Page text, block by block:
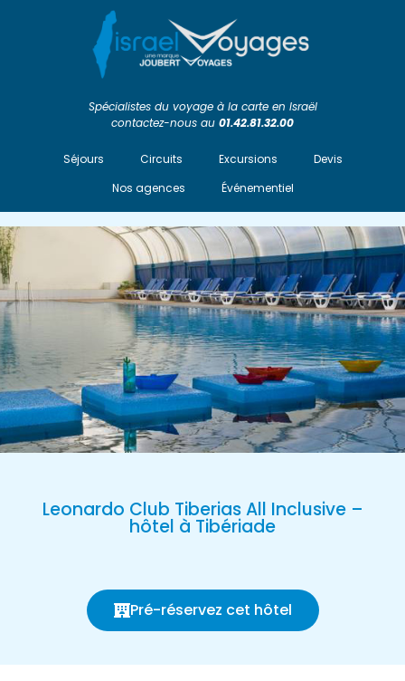
Spécialistes du voyage à la carte en Israël
contactez-nous au 01.42.81.32.00
Séjours Circuits Excursions
Devis
Nos agences
Événementiel
Leonardo Club Tiberias All Inclusive –
hôtel à Tibériade
Pré-réservez cet hôtel